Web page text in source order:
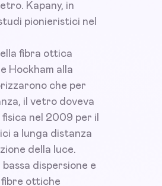
Kapany, in
pionieristici nel
fibra ottica
Hockham alla
che per
il vetro doveva
nel 2009 per il
a lunga distanza
della luce.
dispersione e
fibre ottiche